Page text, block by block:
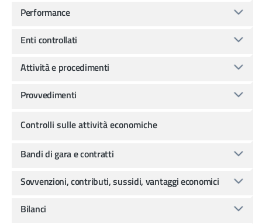
Performance
Enti controllati
Attività e procedimenti
Provvedimenti
Controlli sulle attività economiche
Bandi di gara e contratti
Sovvenzioni, contributi, sussidi, vantaggi economici
Bilanci